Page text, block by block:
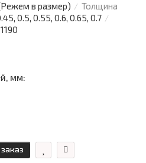
в размер)
Толщина
0.5, 0.55, 0.6, 0.65, 0.7
мм: